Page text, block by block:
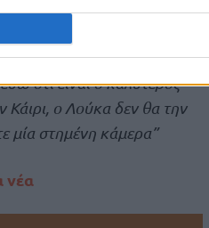
σε σύγκριση με άλλους.
ότι είναι ο καλύτερος
Κάιρι, ο Λούκα δεν θα την
μία στημένη κάμερα”
νέα